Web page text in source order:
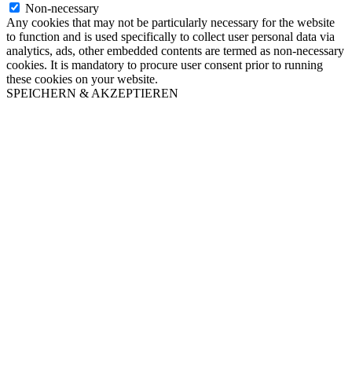
Non-necessary
Any cookies that may not be particularly necessary for the website
to function and is used specifically to collect user personal data via
analytics, ads, other embedded contents are termed as non-necessary
cookies. It is mandatory to procure user consent prior to running
these cookies on your website.
SPEICHERN & AKZEPTIEREN